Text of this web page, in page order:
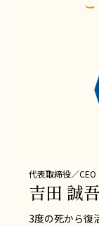
代表取締役／CEO
吉田 誠吾
3度の死から復